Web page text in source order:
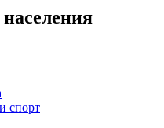
спорт